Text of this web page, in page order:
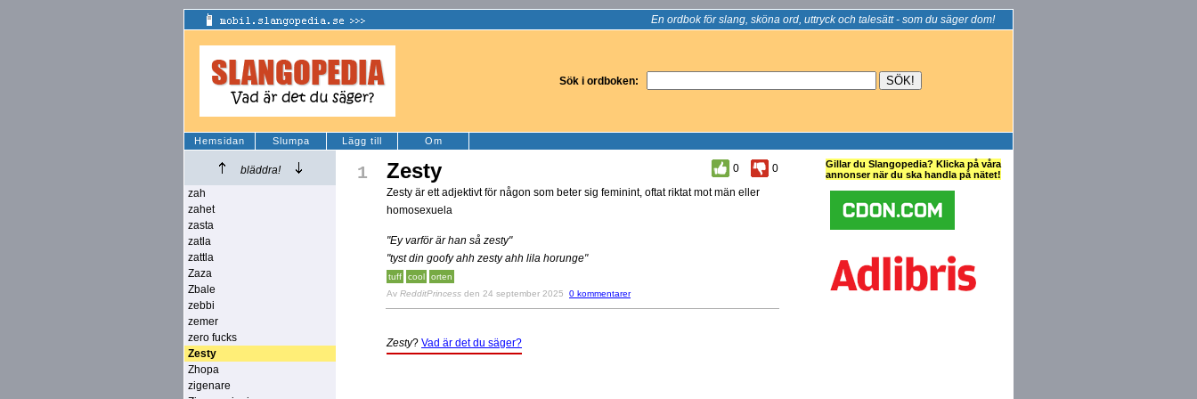
En ordbok för slang, sköna ord, uttryck och talesätt - som du säger dom!
Sök i ordboken:
Hemsidan Slumpa Lägg till Om
bläddra!
zah
zahet
zasta
zatla
zattla
Zaza
Zbale
zebbi
zemer
zero fucks
Zesty
Zhopa
zigenare
1 Zesty 0
0
Zesty är ett adjektivt för någon som beter sig feminint, oftat riktat mot män eller
homosexuela
"Ey varför är han så zesty"
"tyst din goofy ahh zesty ahh lila horunge"
tuff cool
orten
Av RedditPrincess den 24 september 2025 0 kommentarer
Zesty? Vad är det du säger?
Gillar du Slangopedia? Klicka på våra
annonser när du ska handla på nätet!